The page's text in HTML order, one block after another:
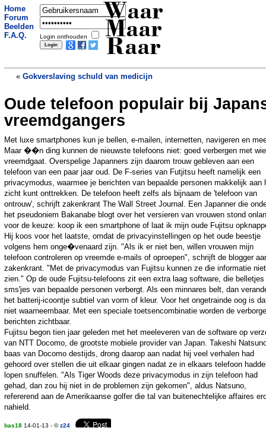
Home
Forum
Beelden
F.A.Q.
Login onthouden
Waar
Maar
Raar
« Gokverslaving schuld van medicijn
Collega filmt indommelende chauffeur
20 minuten lang»
Oude telefoon populair bij
vreemdgangers
Met luxe smartphones kun je bellen, e-mailen, internetten, navigeren en
Maar ��n ding kunnen de nieuwste telefoons niet: goed verbergen met
vreemdgaat. Overspelige Japanners zijn daarom trouw gebleven aan een
telefoon van een paar jaar oud. De F-series van Futjitsu heeft namelijk een
privacymodus, waarmee je berichten van bepaalde personen makkelijk aan
zicht kunt onttrekken. De telefoon heeft zelfs als bijnaam de 'telefoon van
ontrouw', schrijft zakenkrant The Wall Street Journal. Een Japanner die
het pseudoniem Bakanabe blogt over het versieren van vrouwen stond
voor de keuze: koop ik een smartphone of laat ik mijn oude Fujitsu
Hij koos voor het laatste, omdat de privacyinstellingen op het oude beestje
volgens hem onge�venaard zijn. "Als ik er niet ben, willen vrouwen mijn
telefoon controleren op vreemde e-mails of oproepen", schrijft de blogger
zakenkrant. "Met de privacymodus van Fujitsu kunnen ze die informatie niet
zien." Op de oude Fujitsu-telefoons zit een extra laag software, die belletjes
sms'jes van bepaalde personen verbergt. Als een minnares belt, dan
het batterij-icoontje subtiel van vorm of kleur. Voor het ongetrainde oog is
niet waarneembaar. Met een speciale toetsencombinatie worden de
berichten zichtbaar.
Fujitsu begon tien jaar geleden met het meeleveren van de software op
van NTT Docomo, de grootste mobiele provider van Japan. Takeshi
baas van Docomo destijds, drong daarop aan nadat hij veel verhalen had
gehoord over stellen die uit elkaar gingen nadat ze in elkaars telefoon
lopen snuffelen. "Als Tiger Woods deze privacymodus in zijn telefoon had
gehad, dan zou hij niet in de problemen zijn gekomen", aldus Natsuno,
refererend aan de Amerikaanse golfer die tal van buitenechtelijke affaires
nahield.
bas18 14-01-13 - ©z24